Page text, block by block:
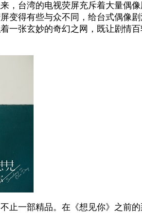
，台湾的电视荧屏充斥着大量偶
变得有些与众不同，给台式偶像
一张玄妙的奇幻之网，既让剧情
止一部精品。在《想见你》之前